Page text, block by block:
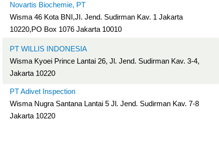
Novartis Biochemie, PT
Wisma 46 Kota BNI,JI. Jend. Sudirman Kav. 1 Jakarta
10220,PO Box 1076 Jakarta 10010
PT WILLIS INDONESIA
Wisma Kyoei Prince Lantai 26, Jl. Jend. Sudirman Kav. 3-4,
Jakarta 10220
PT Adivet Inspection
Wisma Nugra Santana Lantai 5 Jl. Jend. Sudirman Kav. 7-8
Jakarta 10220